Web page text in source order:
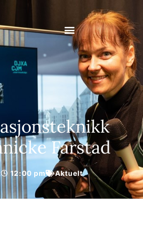
Farstad
12:00 pm Aktuelt